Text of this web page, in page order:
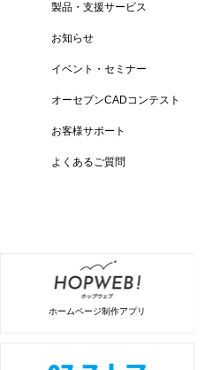
製品・支援サービス
お知らせ
イベント・セミナー
オーセブンCADコンテスト
お客様サポート
よくあるご質問
ホームページ制作アプリ